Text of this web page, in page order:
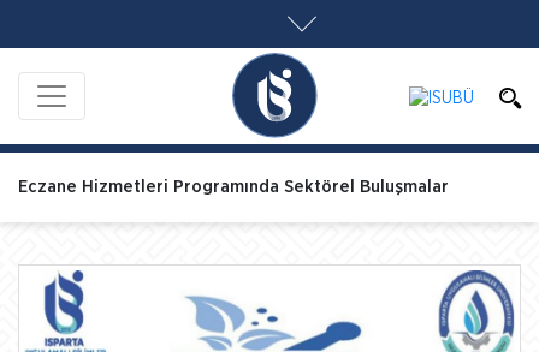
Eczane Hizmetleri Programında Sektörel Buluşmalar